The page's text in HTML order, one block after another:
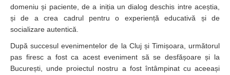
domeniu și paciente, de a iniția un dialog deschis intre aceștia,
și de a crea cadrul pentru o experiență educativă și de
socializare autentică.
După succesul evenimentelor de la Cluj și Timișoara, următorul
pas firesc a fost ca acest eveniment să se desfășoare și la
București, unde proiectul nostru a fost întâmpinat cu aceeași